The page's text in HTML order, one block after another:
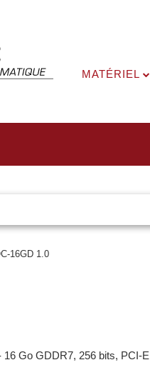
MATÉRIEL
16GD 1.0
Go GDDR7, 256 bits, PCI-